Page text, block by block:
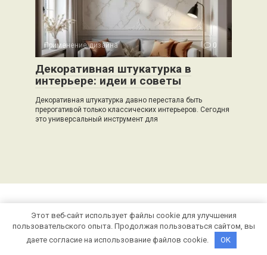
Применение дизайна 0
Декоративная штукатурка в
интерьере: идеи и советы
Декоративная штукатурка давно перестала быть
прерогативой только классических интерьеров. Сегодня
это универсальный инструмент для
© 2026 stroivector.ru
Этот веб-сайт использует файлы cookie для улучшения
пользовательского опыта. Продолжая пользоваться сайтом, вы
даете согласие на использование файлов cookie.
OK